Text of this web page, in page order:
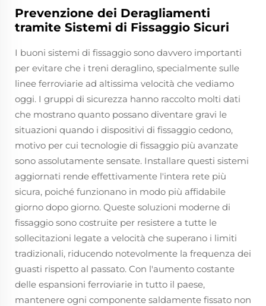
Prevenzione dei Deragliamenti
tramite Sistemi di Fissaggio Sicuri
I buoni sistemi di fissaggio sono davvero importanti
per evitare che i treni deraglino, specialmente sulle
linee ferroviarie ad altissima velocità che vediamo
oggi. I gruppi di sicurezza hanno raccolto molti dati
che mostrano quanto possano diventare gravi le
situazioni quando i dispositivi di fissaggio cedono,
motivo per cui tecnologie di fissaggio più avanzate
sono assolutamente sensate. Installare questi sistemi
aggiornati rende effettivamente l'intera rete più
sicura, poiché funzionano in modo più affidabile
giorno dopo giorno. Queste soluzioni moderne di
fissaggio sono costruite per resistere a tutte le
sollecitazioni legate a velocità che superano i limiti
tradizionali, riducendo notevolmente la frequenza dei
guasti rispetto al passato. Con l'aumento costante
delle espansioni ferroviarie in tutto il paese,
mantenere ogni componente saldamente fissato non